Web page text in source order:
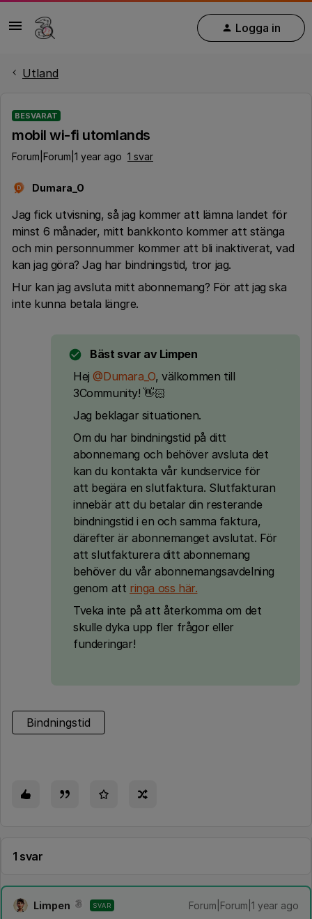
Logga in
Utland
BESVARAT
mobil wi-fi utomlands
Forum|Forum|1 year ago 1 svar
D Dumara_O
Jag fick utvisning, så jag kommer att lämna landet för
minst 6 månader, mitt bankkonto kommer att stänga
och min personnummer kommer att bli inaktiverat, vad
kan jag göra? Jag har bindningstid, tror jag.
Hur kan jag avsluta mitt abonnemang? För att jag ska
inte kunna betala längre.
Bäst svar av Limpen
Hej ​@Dumara_O, välkommen till
3Community! 👋🏻
Jag beklagar situationen.
Om du har bindningstid på ditt
abonnemang och behöver avsluta det
kan du kontakta vår kundservice för
att begära en slutfaktura. Slutfakturan
innebär att du betalar din resterande
bindningstid i en och samma faktura,
därefter är abonnemanget avslutat. För
att slutfakturera ditt abonnemang
behöver du vår abonnemangsavdelning
genom att ringa oss här.
Tveka inte på att återkomma om det
skulle dyka upp fler frågor eller
funderingar!
Bindningstid
1 svar
Limpen SVAR Forum|Forum|1 year ago